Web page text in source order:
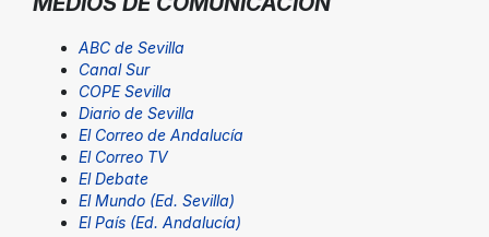
ABC de Sevilla
Canal Sur
COPE Sevilla
Diario de Sevilla
El Correo de Andalucía
El Correo TV
El Debate
El Mundo (Ed. Sevilla)
El País (Ed. Andalucía)